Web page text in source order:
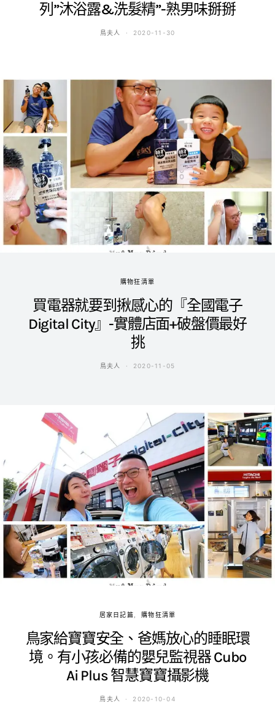
列”沐浴露&洗髮精”-熟男味掰掰
鳥夫人 2020-11-30
購物狂清單
買電器就要到揪感心的『全國電子
Digital City』-實體店面+破盤價最好
挑
鳥夫人 2020-11-05
居家日記篇 購物狂清單
鳥家給寶寶安全、爸媽放心的睡眠環
境。有小孩必備的嬰兒監視器 Cubo
Ai Plus 智慧寶寶攝影機
鳥夫人 2020-10-04